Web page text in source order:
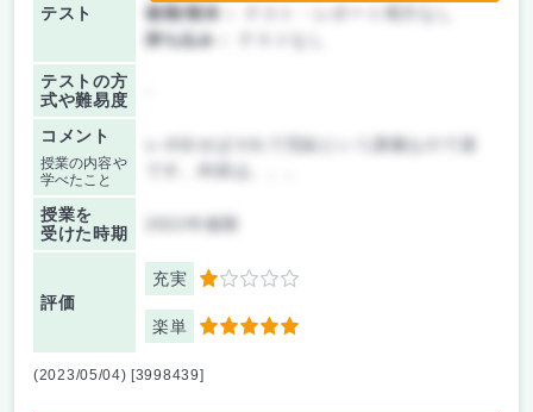
テスト
後期/期末：
持ち込み：
テストの方
式や難易度
コメント
授業の内容や
学べたこと
レポ出せばそれで完結という講義なので楽
授業を
受けた時期
2022年後期
評価
充実 1
楽単 5
(2023/05/04) [3998439]